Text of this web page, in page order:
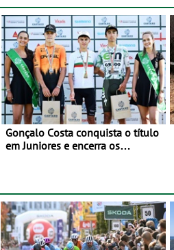
Gonçalo Costa conquista o título
em Juniores e encerra os